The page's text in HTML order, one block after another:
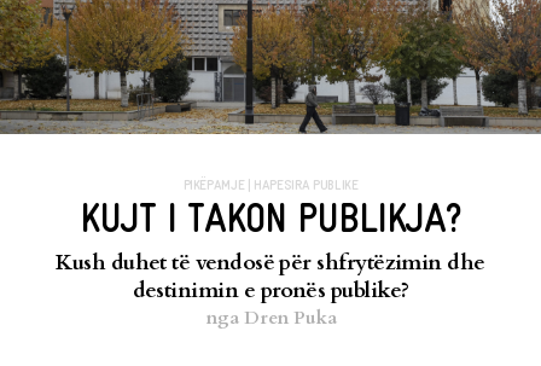
PIKËPAMJE HAPESIRA PUBLIKE
KUJT I TAKON PUBLIKJA?
Kush duhet të vendosë për shfrytëzimin dhe
destinimin e pronës publike?
nga Dren Puka